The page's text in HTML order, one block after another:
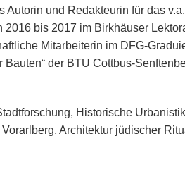
und Redakteurin für das
bis 2017 im Birkhäuser
Mitarbeiterin im DFG-
der BTU Cottbus-
Historische
Architektur jüdischer